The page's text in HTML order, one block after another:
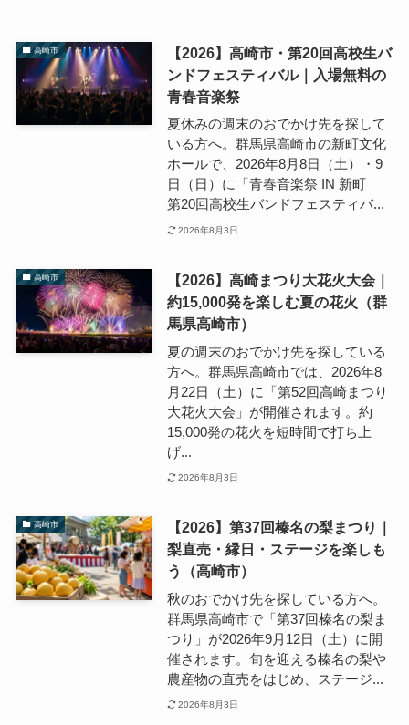
高崎市
【2026】高崎市・第20回高校生バ
ンドフェスティバル｜入場無料の
青春音楽祭
夏休みの週末のおでかけ先を探して
いる方へ。群馬県高崎市の新町文化
ホールで、2026年8月8日（土）・9
日（日）に「青春音楽祭 IN 新町
第20回高校生バンドフェスティバ...
2026年8月3日
高崎市
【2026】高崎まつり大花火大会｜
約15,000発を楽しむ夏の花火（群
馬県高崎市）
夏の週末のおでかけ先を探している
方へ。群馬県高崎市では、2026年8
月22日（土）に「第52回高崎まつり
大花火大会」が開催されます。約
15,000発の花火を短時間で打ち上
げ...
2026年8月3日
高崎市
【2026】第37回榛名の梨まつり｜
梨直売・縁日・ステージを楽しも
う（高崎市）
秋のおでかけ先を探している方へ。
群馬県高崎市で「第37回榛名の梨ま
つり」が2026年9月12日（土）に開
催されます。旬を迎える榛名の梨や
農産物の直売をはじめ、ステージ...
2026年8月3日